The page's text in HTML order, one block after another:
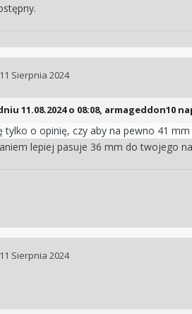
11 Sierpnia 2024
11.08.2024 o 08:08, armageddon10
tylko o opinię, czy aby na pewno 41
lepiej pasuje 36 mm do twojego
11 Sierpnia 2024